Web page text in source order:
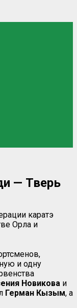
— Тверь
каратэ
Орла и
и одну
Новикова и
Герман Кызым, а